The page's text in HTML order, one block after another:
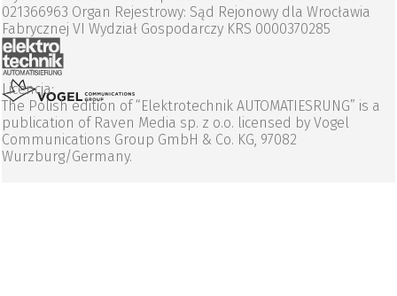
021366963 Organ Rejestrowy: Sąd Rejonowy dla Wrocławia
Fabrycznej VI Wydział Gospodarczy KRS 0000370285
Licencja:
The Polish edition of “Elektrotechnik AUTOMATIESRUNG” is a
publication of Raven Media sp. z o.o. licensed by Vogel
Communications Group GmbH & Co. KG, 97082
Wurzburg/Germany.